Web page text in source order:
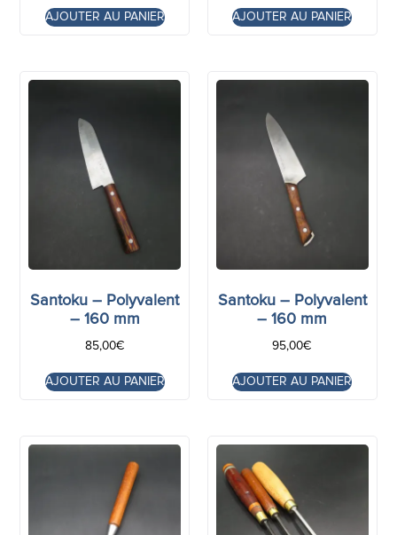
AJOUTER AU PANIER AJOUTER AU PANIER
Santoku – Polyvalent
– 160 mm
85,00€
AJOUTER AU PANIER
Santoku – Polyvalent
– 160 mm
95,00€
AJOUTER AU PANIER